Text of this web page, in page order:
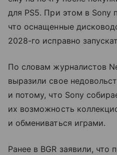
для PS5. При этом в Sony
что оснащенные
2028-го исправно
По словам журналистов
выразили свое
и потому, что Sony
их возможность
и обмениваться играми.
Ранее в BGR заявили, что